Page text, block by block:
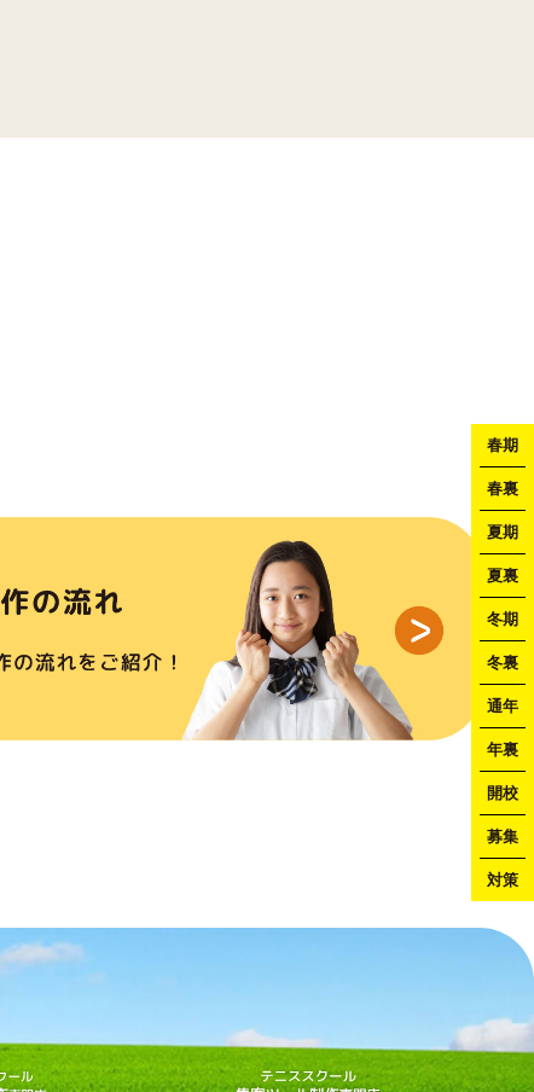
春期
春裏
夏期
夏裏
冬期
冬裏
通年
年裏
開校
募集
対策